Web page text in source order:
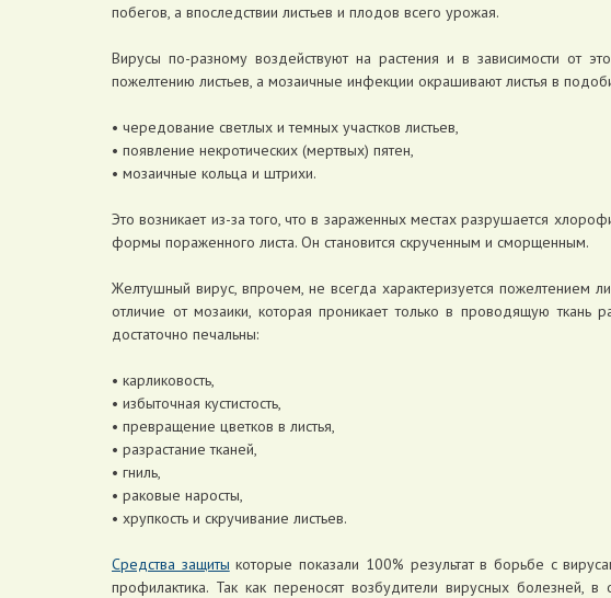
побегов, а впоследствии листьев и плодов всего урожая.
Вирусы по-разному воздействуют на растения и в зависимости от
пожелтению листьев, а мозаичные инфекции окрашивают листья в
• чередование светлых и темных участков листьев,
• появление некротических (мертвых) пятен,
• мозаичные кольца и штрихи.
Это возникает из-за того, что в зараженных местах разрушается
формы пораженного листа. Он становится скрученным и сморщенным.
Желтушный вирус, впрочем, не всегда характеризуется пожелтением
отличие от мозаики, которая проникает только в проводящую ткань
достаточно печальны:
• карликовость,
• избыточная кустистость,
• превращение цветков в листья,
• разрастание тканей,
• гниль,
• раковые наросты,
• хрупкость и скручивание листьев.
Средства защиты которые показали 100% результат в борьбе с
профилактика. Так как переносят возбудители вирусных